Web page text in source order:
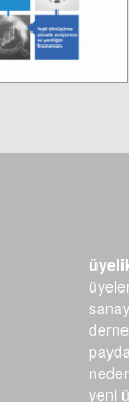
yeni